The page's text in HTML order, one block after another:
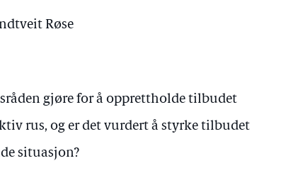
Røse
gjøre for å opprettholde tilbudet
rus, og er det vurdert å styrke tilbudet
situasjon?